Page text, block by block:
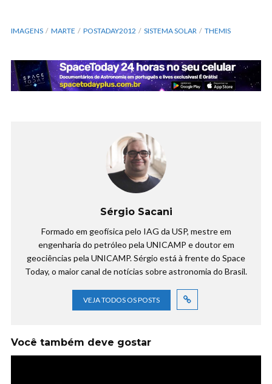
IMAGENS MARTE POSTADAY2012 SISTEMA SOLAR THEMIS
Sérgio Sacani
Formado em geofísica pelo IAG da USP, mestre em
engenharia do petróleo pela UNICAMP e doutor em
geociências pela UNICAMP. Sérgio está à frente do Space
Today, o maior canal de notícias sobre astronomia do Brasil.
VEJA TODOS OS POSTS
Você também deve gostar